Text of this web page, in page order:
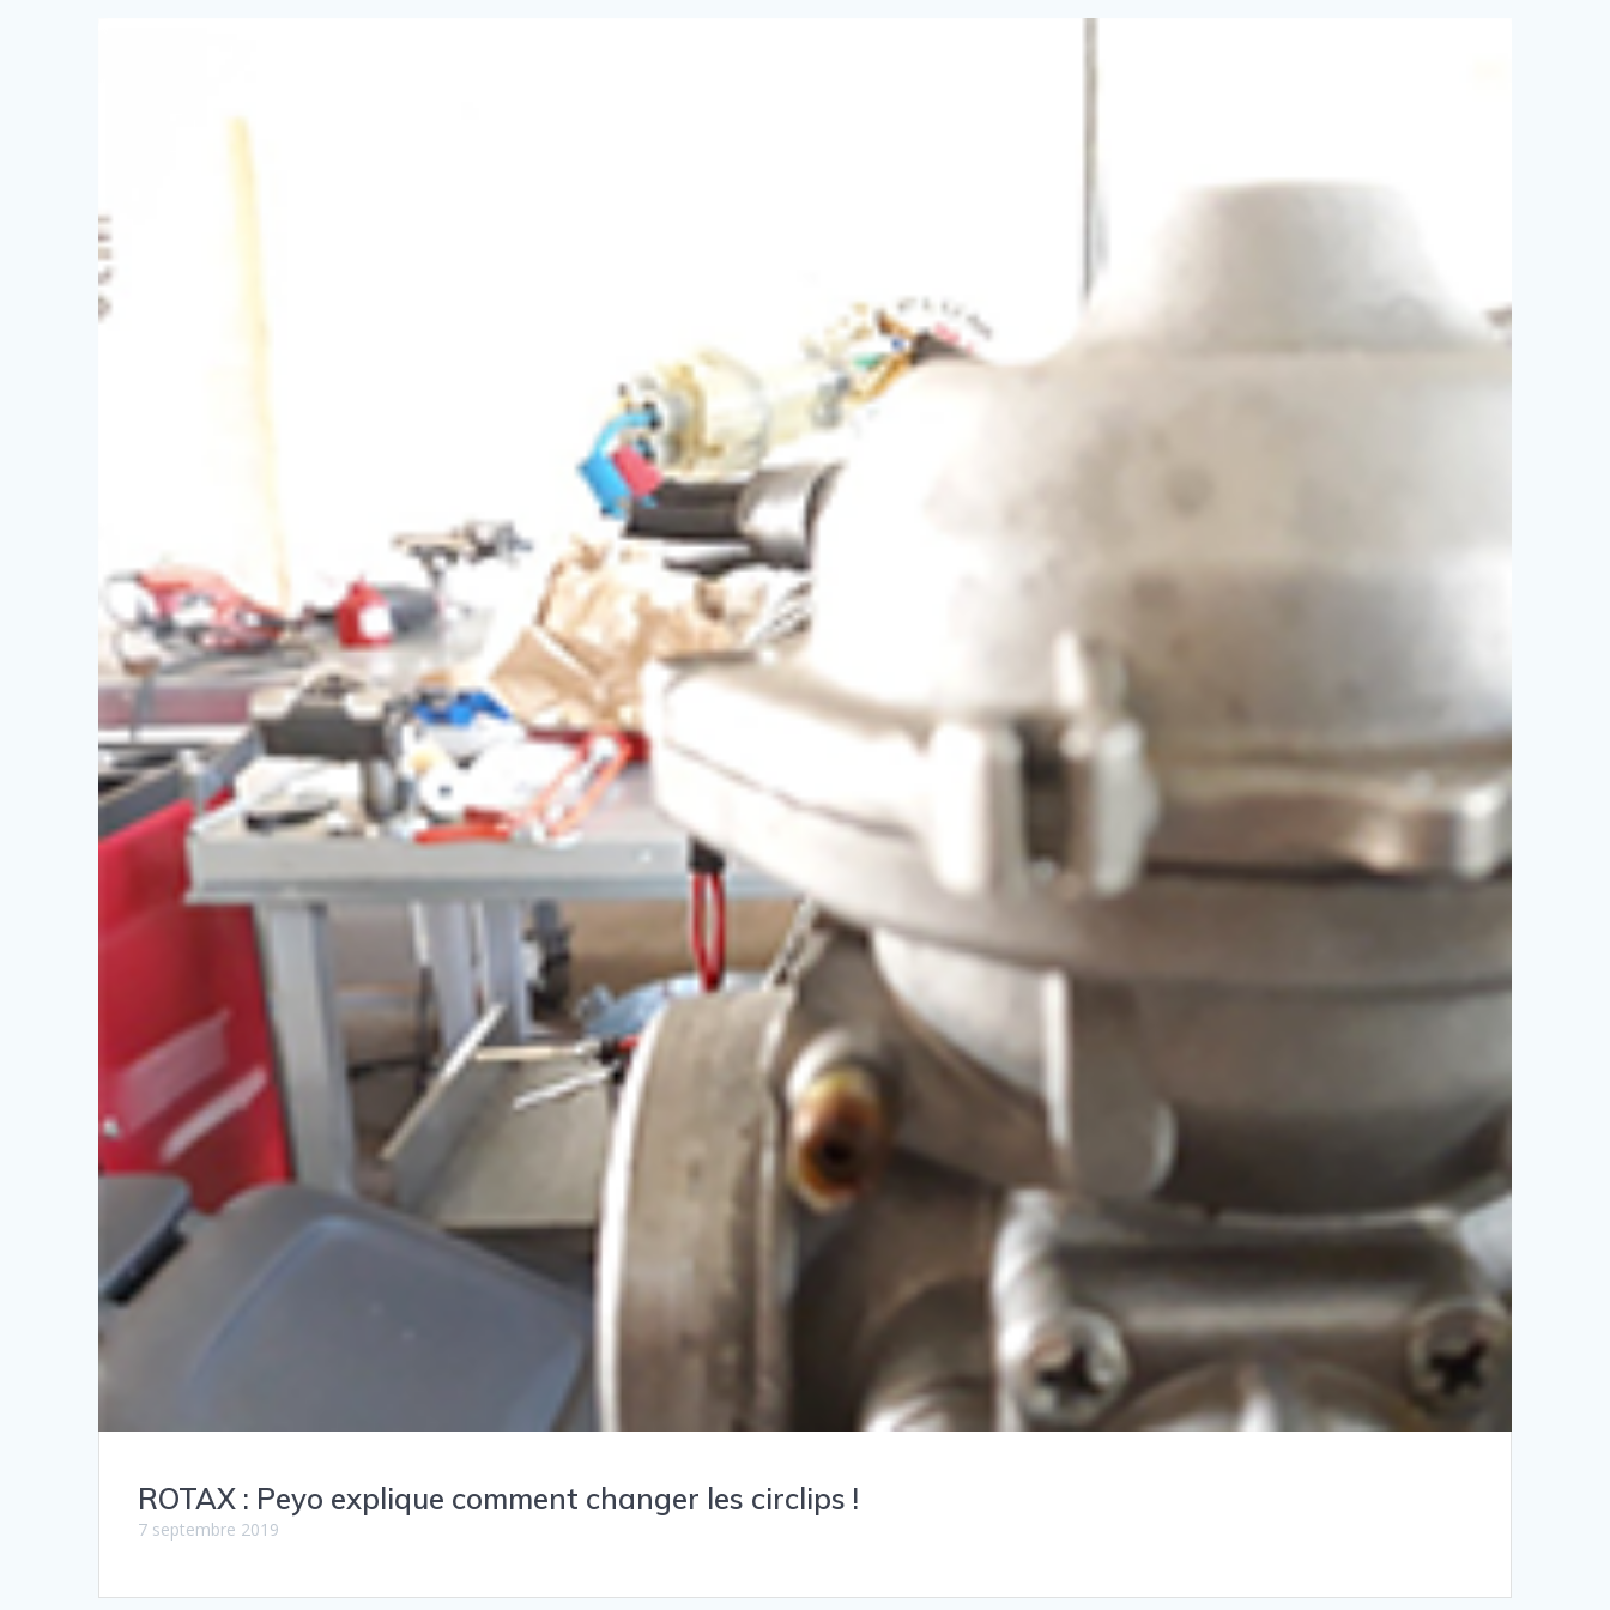
ROTAX : Peyo explique comment changer les circlips !
7 septembre 2019